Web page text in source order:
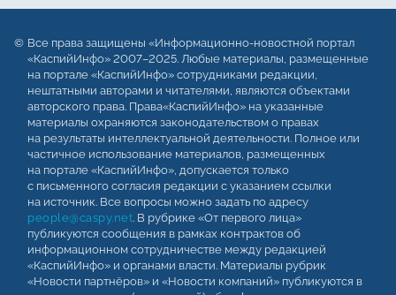
Все права защищены «Информационно-новостной портал
«КаспийИнфо» 2007–2025. Любые материалы, размещенные
на портале «КаспийИнфо» сотрудниками редакции,
нештатными авторами и читателями, являются объектами
авторского права. Права«КаспийИнфо» на указанные
материалы охраняются законодательством о правах
на результаты интеллектуальной деятельности. Полное или
частичное использование материалов, размещенных
на портале «КаспийИнфо», допускается только
с письменного согласия редакции с указанием ссылки
на источник. Все вопросы можно задать по адресу
people@caspy.net. В рубрике «От первого лица»
публикуются сообщения в рамках контрактов об
информационном сотрудничестве между редакцией
«КаспийИнфо» и органами власти. Материалы рубрик
«Новости партнёров» и «Новости компаний» публикуются в